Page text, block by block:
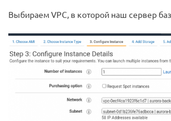
Выбираем VPC, в которой наш сервер